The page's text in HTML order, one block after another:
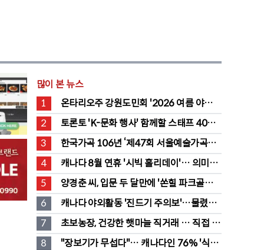
많이 본 뉴스
1
온타리오주 강원도민회 '2026 여름 야유
회' 성료
2
토론토 'K-문화 행사' 함께할 스태프 40명
채용 공고
3
한국가곡 106년 ‘제47회 서울예술가곡제’
2회차 무대 성황
4
캐나다 8월 연휴 '시빅 홀리데이'… 의미와
유래 완전정리
5
양경춘 씨, 입문 두 달만에 '쏜힐 파크골프'
첫 홀인원 주인공
6
캐나다 야외활동 '진드기 주의보'…물렸을
때 올바른 대처법은?
7
초보농장, 건강한 햇마늘 직거래 … 직접 만
든 전통 장류도 판매
8
"장보기가 무섭다"… 캐나다인 76% '식료